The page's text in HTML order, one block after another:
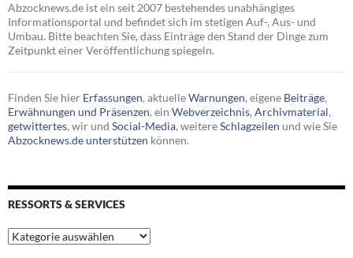
Abzocknews.de ist ein seit 2007 bestehendes unabhängiges
Informationsportal und befindet sich im stetigen Auf-, Aus- und
Umbau. Bitte beachten Sie, dass Einträge den Stand der Dinge zum
Zeitpunkt einer Veröffentlichung spiegeln.
Finden Sie hier Erfassungen, aktuelleWarnungen, eigene Beiträge,
Erwähnungen und Präsenzen, ein Webverzeichnis, Archivmaterial,
getwittertes, wir und Social-Media, weitereSchlagzeilen und wie Sie
Abzocknews.de unterstützen können.
RESSORTS & SERVICES
Ressorts
&